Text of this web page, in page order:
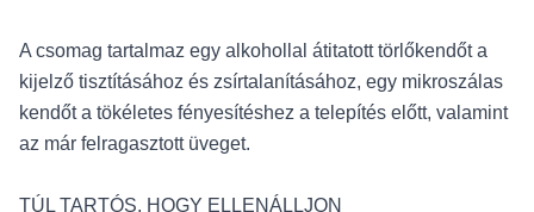
A csomag tartalmaz egy alkohollal átitatott törlőkendőt a
kijelző tisztításához és zsírtalanításához, egy mikroszálas
kendőt a tökéletes fényesítéshez a telepítés előtt, valamint
az már felragasztott üveget.
TÚL TARTÓS, HOGY ELLENÁLLJON